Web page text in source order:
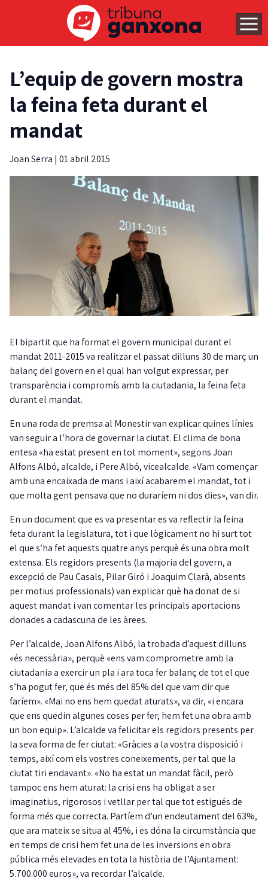
L’equip de govern mostra
la feina feta durant el
mandat
Joan Serra | 01 abril 2015
El bipartit que ha format el govern municipal durant el
mandat 2011-2015 va realitzar el passat dilluns 30 de març un
balanç del govern en el qual han volgut expressar, per
transparència i compromís amb la ciutadania, la feina feta
durant el mandat.
En una roda de premsa al Monestir van explicar quines línies
van seguir a l’hora de governar la ciutat. El clima de bona
entesa «ha estat present en tot moment», segons Joan
Alfons Albó, alcalde, i Pere Albó, vicealcalde. «Vam començar
amb una encaixada de mans i així acabarem el mandat, tot i
que molta gent pensava que no duraríem ni dos dies», van dir.
En un document que es va presentar es va reflectir la feina
feta durant la legislatura, tot i que lògicament no hi surt tot
el que s’ha fet aquests quatre anys perquè és una obra molt
extensa. Els regidors presents (la majoria del govern, a
excepció de Pau Casals, Pilar Giró i Joaquim Clarà, absents
per motius professionals) van explicar què ha donat de si
aquest mandat i van comentar les principals aportacions
donades a cadascuna de les àrees.
Per l’alcalde, Joan Alfons Albó, la trobada d’aquest dilluns
«és necessària», perquè «ens vam comprometre amb la
ciutadania a exercir un pla i ara toca fer balanç de tot el que
s’ha pogut fer, que és més del 85% del que vam dir que
faríem». «Mai no ens hem quedat aturats», va dir, «i encara
que ens quedin algunes coses per fer, hem fet una obra amb
un bon equip». L’alcalde va felicitar els regidors presents per
la seva forma de fer ciutat: «Gràcies a la vostra disposició i
temps, així com els vostres coneixements, per tal que la
ciutat tiri endavant». «No ha estat un mandat fàcil, però
tampoc ens hem aturat: la crisi ens ha obligat a ser
imaginatius, rigorosos i vetllar per tal que tot estigués de
forma més que correcta. Partíem d’un endeutament del 63%,
que ara mateix se situa al 45%, i es dóna la circumstància que
en temps de crisi hem fet una de les inversions en obra
pública més elevades en tota la història de l’Ajuntament:
5.700.000 euros», va recordar l’alcalde.